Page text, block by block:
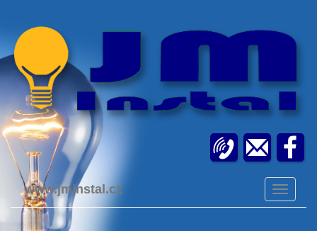
Toggle
www.jminstal.cz